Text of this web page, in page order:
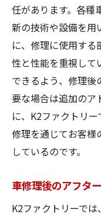
任があります。各種
新の技術や設備を用
に、修理に使用す
性と性能を重視して
できるよう、修理
要な場合は追加のア
に、K2ファクトリ
修理を通じてお客様
しているのです。
車修理後のアフタ
K2ファクトリーで